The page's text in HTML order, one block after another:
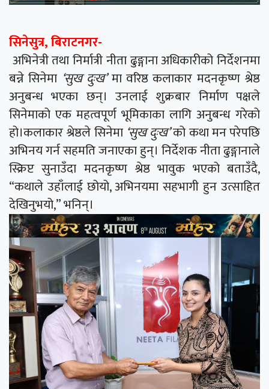
सिनेसुत्र, बिराटनगर-
अभिनेत्री तथा निर्मात्री नीता ढुङ्गाना अधिकारीको निर्देशनमा
बन्ने सिनेमा ‘सुख दुःख’मा वरिष्ठ कलाकार मदनकृष्ण श्रेष्ठ
अनुबन्ध भएका छन्। उनलाई शुक्रबार निर्माण पक्षले
सिनेमाको एक महत्वपूर्ण भूमिकाका लागि अनुबन्ध गरेको
हो।कलाकार श्रेष्ठले सिनेमा ‘सुख दुःख’को कथा मन परेपछि
अभिनय गर्न सहमति जनाएका हुन्। निर्देशक नीता ढुङ्गानाले
स्क्रिप्ट सुनाउँदा मदनकृष्ण श्रेष्ठ भावुक भएको बताउँदै,
“कथाले उहाँलाई छोयो, अभिनयमा सहभागी हुन उत्साहित
देखिनुभयो,” भनिन्।